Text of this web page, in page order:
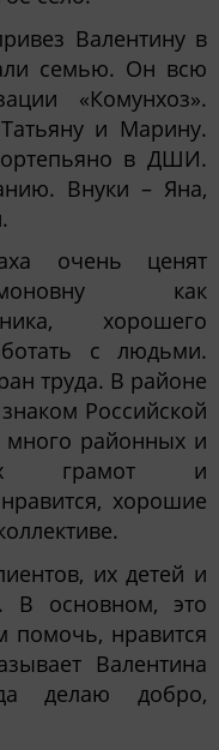
Валентину в
семью. Он всю
«Комунхоз».
и Марину.
в ДШИ.
Внуки – Яна,
очень ценят
как
хорошего
с людьми.
труда. В районе
Российской
много районных и
грамот и
хорошие
их детей и
В основном, это
нравится
Валентина
делаю добро,